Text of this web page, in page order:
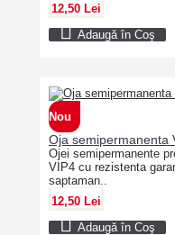
12,50 Lei
Adaugă în Coş
Nou
Oja semipermanenta
Ojei semipermanente
VIP4 cu rezistenta
saptaman..
12,50 Lei
Adaugă în Coş